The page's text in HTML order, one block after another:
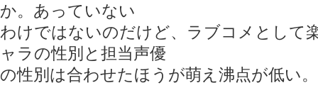
か。あっていない
わけではないのだけど、ラブコメとして
ャラの性別と担当声優
の性別は合わせたほうが萌え沸点が低い。